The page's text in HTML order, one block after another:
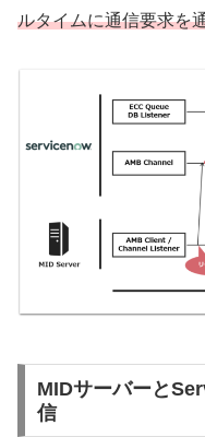
ルタイムに通信要求を
MIDサーバーと
信